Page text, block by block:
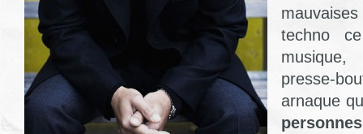
techno
presse-
arnaque